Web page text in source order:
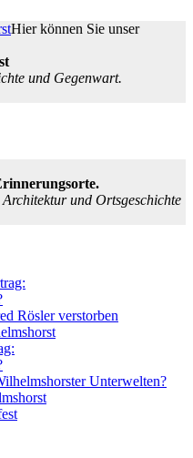
Hier können Sie unser
und Gegenwart.
und Ortsgeschichte
Rösler verstorben
Unterwelten?